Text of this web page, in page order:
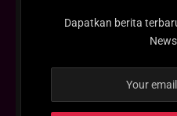
Dapatkan berita